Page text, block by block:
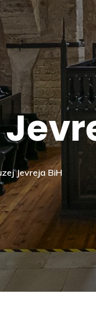
Jevreja BiH